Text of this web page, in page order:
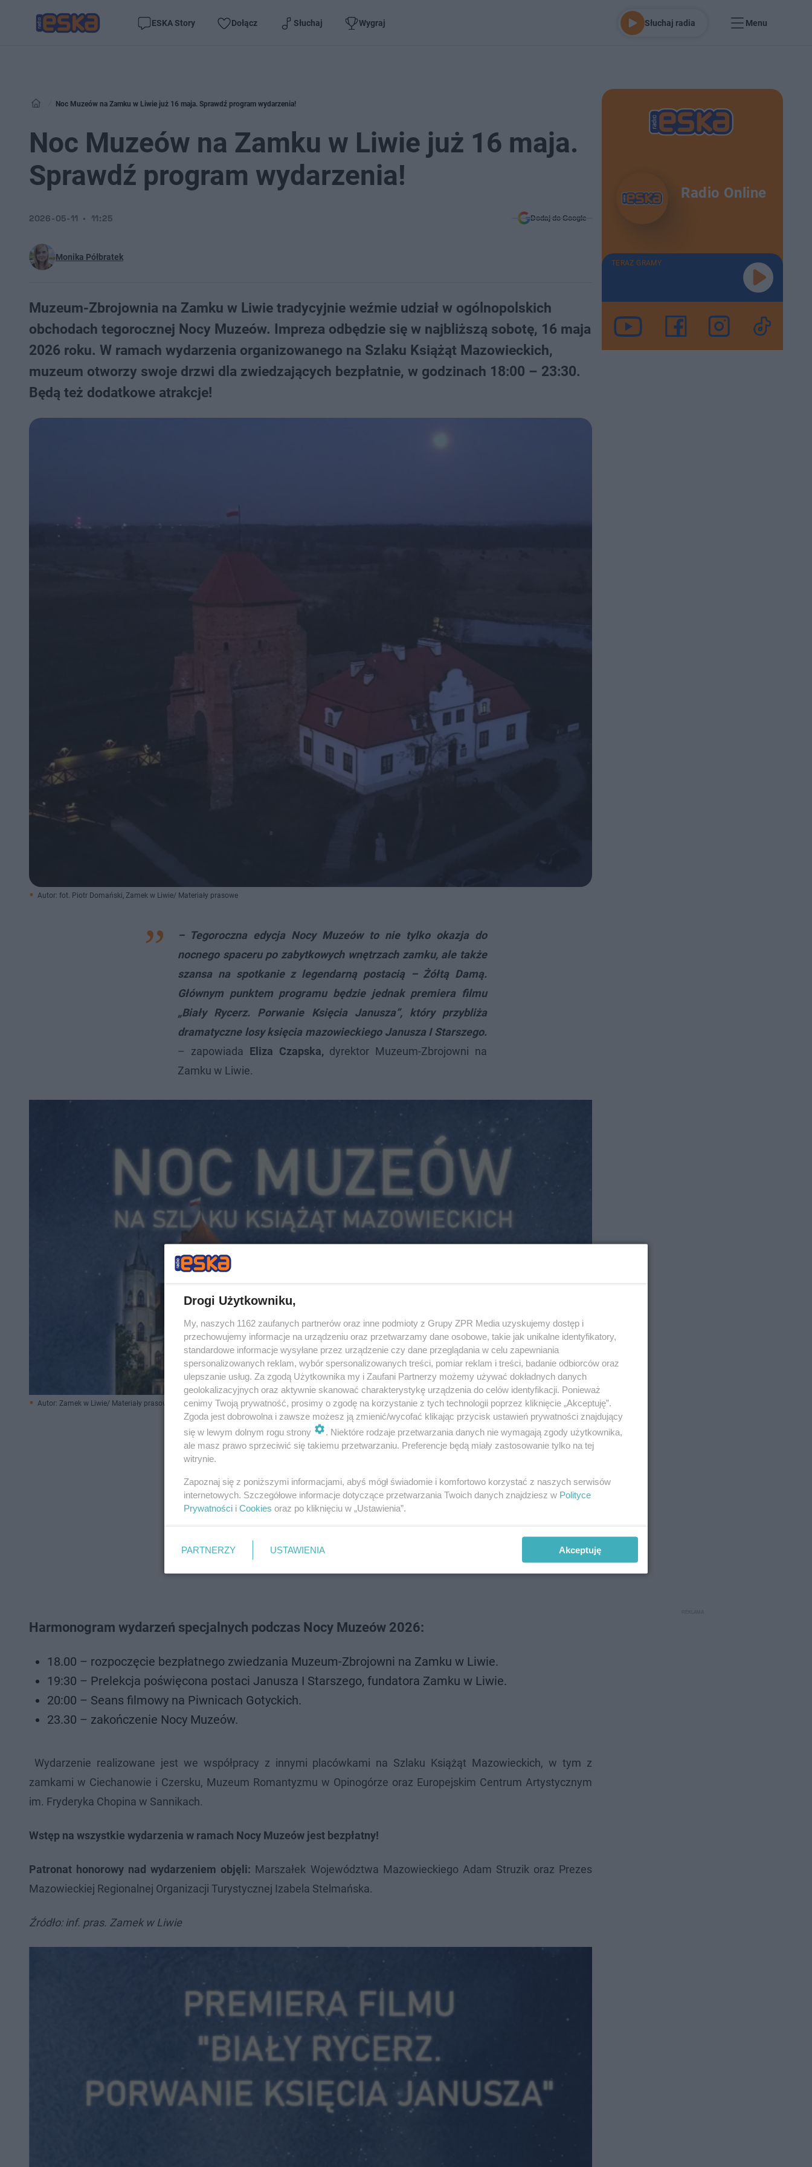
ESKA Story Dołącz Słuchaj Wygraj Słuchaj radia Menu
Noc Muzeów na Zamku w Liwie już 16 maja. Sprawdź program wydarzenia!
Noc Muzeów na Zamku w Liwie już 16 maja.
Sprawdź program wydarzenia!
Monika Półbratek
2026-05-11 11:25 Dodaj do Google
Muzeum-Zbrojownia na Zamku w Liwie tradycyjnie weźmie udział w ogólnopolskich
obchodach tegorocznej Nocy Muzeów. Impreza odbędzie się w najbliższą sobotę, 16 maja
2026 roku. W ramach wydarzenia organizowanego na Szlaku Książąt Mazowieckich,
muzeum otworzy swoje drzwi dla zwiedzających bezpłatnie, w godzinach 18:00 – 23:30.
Będą też dodatkowe atrakcje!
Autor: fot. Piotr Domański, Zamek w Liwie/ Materiały prasowe
– Tegoroczna edycja Nocy Muzeów to nie tylko okazja do
nocnego spaceru po zabytkowych wnętrzach zamku, ale także
szansa na spotkanie z legendarną postacią – Żółtą Damą.
Głównym punktem programu będzie jednak premiera filmu
„Biały Rycerz. Porwanie Księcia Janusza”, który przybliża
dramatyczne losy księcia mazowieckiego Janusza I Starszego.
– zapowiada Eliza Czapska, dyrektor Muzeum-Zbrojowni na
Zamku w Liwie.
Autor: Zamek w Liwie/ Materiały prasowe
Harmonogram wydarzeń specjalnych podczas Nocy Muzeów 2026:
18.00 – rozpoczęcie bezpłatnego zwiedzania Muzeum-Zbrojowni na Zamku w Liwie.
19:30 – Prelekcja poświęcona postaci Janusza I Starszego, fundatora Zamku w Liwie.
20:00 – Seans filmowy na Piwnicach Gotyckich.
23.30 – zakończenie Nocy Muzeów.
Wydarzenie realizowane jest we współpracy z innymi placówkami na Szlaku Książąt Mazowieckich, w tym z
zamkami w Ciechanowie i Czersku, Muzeum Romantyzmu w Opinogórze oraz Europejskim Centrum Artystycznym
im. Fryderyka Chopina w Sannikach.
Wstęp na wszystkie wydarzenia w ramach Nocy Muzeów jest bezpłatny!
Patronat honorowy nad wydarzeniem objęli: Marszałek Województwa Mazowieckiego Adam Struzik oraz Prezes
Mazowieckiej Regionalnej Organizacji Turystycznej Izabela Stelmańska.
Źródło: inf. pras. Zamek w Liwie
Radio Online
TERAZ GRAMY
Drogi Użytkowniku,
My, naszych 1162 zaufanych partnerów oraz inne podmioty z Grupy ZPR Media uzyskujemy dostęp i
przechowujemy informacje na urządzeniu oraz przetwarzamy dane osobowe, takie jak unikalne identyfikatory,
standardowe informacje wysyłane przez urządzenie czy dane przeglądania w celu zapewniania
spersonalizowanych reklam, wybór spersonalizowanych treści, pomiar reklam i treści, badanie odbiorców oraz
ulepszanie usług. Za zgodą Użytkownika my i Zaufani Partnerzy możemy używać dokładnych danych
geolokalizacyjnych oraz aktywnie skanować charakterystykę urządzenia do celów identyfikacji. Ponieważ
cenimy Twoją prywatność, prosimy o zgodę na korzystanie z tych technologii poprzez kliknięcie „Akceptuję”.
Zgoda jest dobrowolna i zawsze możesz ją zmienić/wycofać klikając przycisk ustawień prywatności znajdujący
się w lewym dolnym rogu strony
. Niektóre rodzaje przetwarzania danych nie wymagają zgody użytkownika,
ale masz prawo sprzeciwić się takiemu przetwarzaniu. Preferencje będą miały zastosowanie tylko na tej
witrynie.
Zapoznaj się z poniższymi informacjami, abyś mógł świadomie i komfortowo korzystać z naszych serwisów
internetowych. Szczegółowe informacje dotyczące przetwarzania Twoich danych znajdziesz w Polityce
Prywatności i Cookies oraz po kliknięciu w „Ustawienia”.
PARTNERZY USTAWIENIA Akceptuję